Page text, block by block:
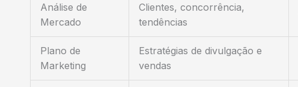
Análise de
Mercado
Clientes, concorrência,
tendências
Plano de
Marketing
Estratégias de divulgação e
vendas